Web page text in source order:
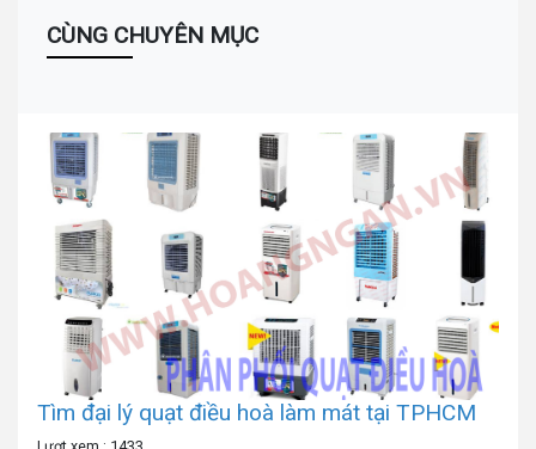
CÙNG CHUYÊN MỤC
Tìm đại lý quạt điều hoà làm mát tại TPHCM